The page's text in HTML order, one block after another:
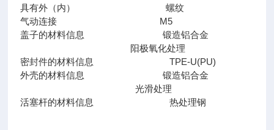
具有外（内） 螺纹
气动连接 M5
盖子的材料信息 锻造铝合金
阳极氧化处理
密封件的材料信息 TPE-U(PU)
外壳的材料信息 锻造铝合金
光滑处理
活塞杆的材料信息 热处理钢